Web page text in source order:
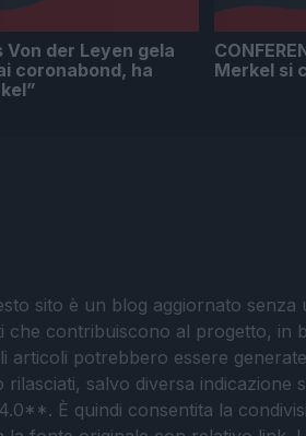
der Leyen gela
coronabond, ha
Merkel si
sito è un blog aggiornato
che contribuiscono al progetto, in
articoli potrebbero essere
rilasciati, salvo diversa
È quindi consentita la